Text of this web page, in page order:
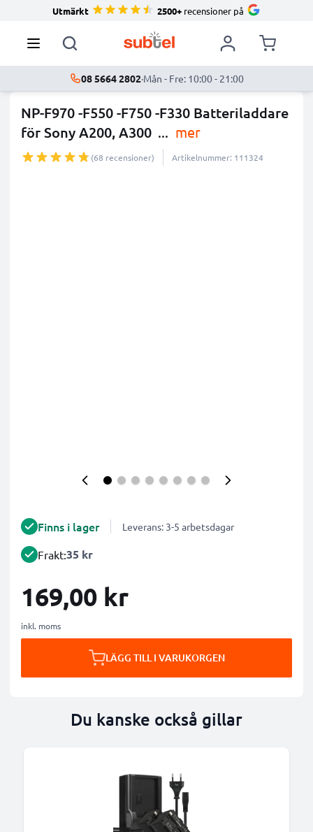
Utmärkt 2500+ recensioner på
08 5664 2802·Mån - Fre: 10:00 - 21:00
NP-F970 -F550 -F750 -F330 Batteriladdare
för Sony A200, A300 ... mer
(68 recensioner) Artikelnummer: 111324
Finns i lager Leverans: 3-5 arbetsdagar
Frakt:35 kr
169,00 kr
inkl. moms
LÄGG TILL I VARUKORGEN
Du kanske också gillar